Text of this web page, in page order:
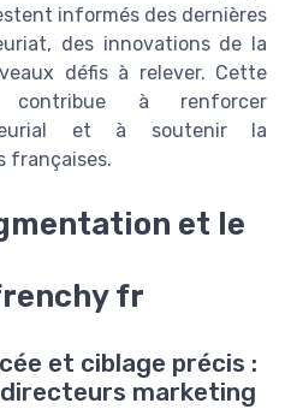
informés des dernières
des innovations de la
défis à relever. Cette
contribue à renforcer
et à soutenir la
françaises.
et le
fr
et ciblage précis :
marketing